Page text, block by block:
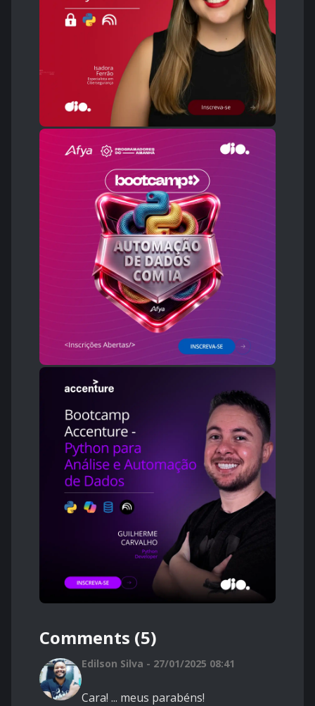
Comments (5)
Edilson Silva - 27/01/2025 08:41
Cara! ... meus parabéns!